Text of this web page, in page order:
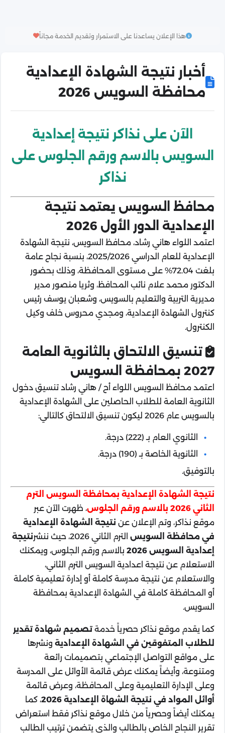
هذا الإعلان يساعدنا على الاستمرار وتقديم الخدمة مجاناً
أخبار نتيجة الشهادة الإعدادية
محافظة السويس 2026
الآن على نذاكر نتيجة إعدادية
السويس بالاسم ورقم الجلوس على
نذاكر
محافظ السويس يعتمد نتيجة
الإعدادية الدور الأول 2026
اعتمد اللواء هاني رشاد، محافظ السويس، نتيجة الشهادة
الإعدادية للعام الدراسي 2025/2026، بنسبة نجاح عامة
بلغت 72.04% على مستوى المحافظة، وذلك بحضور
الدكتور محمد علام نائب المحافظ، وثريا منصور مدير
مديرية التربية والتعليم بالسويس، وشعبان يوسف رئيس
كنترول الشهادة الإعدادية، ومجدي محروس خلف وكيل
الكنترول.
تنسيق الالتحاق بالثانوية العامة
2027 بمحافظة السويس
اعتمد محافظ السويس اللواء أح / هاني رشاد تنسيق دخول
الثانوية العامة للطلاب الحاصلين على الشهادة الإعدادية
بالسويس عام 2026 ليكون تنسيق الالتحاق كالتالي:
الثانوي العام بـ (222) درجة.
الثانوية الخاصة بـ (190) درجة.
بالتوفيق.
نتيجة الشهادة الإعدادية بمحافظة السويس الترم
الثاني 2026 بالاسم ورقم الجلوس
، ظهرت الآن عبر
موقع نذاكر، وتم الإعلان عن نتيجة الشهادة الإعدادية
في محافظة السويس الترم الثاني 2026، حيث ننشر
نتيجة
إعدادية السويس 2026
بالاسم ورقم الجلوس، ويمكنك
الاستعلام عن نتيجة اعدادية السويس الترم الثاني،
والاستعلام عن نتيجة مدرسة كاملة أو إدارة تعليمية كاملة
أو المحافظة كاملة في الشهادة الإعدادية بمحافظة
السويس.
كما يقدم موقع نذاكر حصرياً خدمةتصميم شهادة تقدير
للطلاب المتفوقين في الشهادة الإعدادية ونشرها
على مواقع التواصل الإجتماعي بتصميمات رائعة
ومتنوعة، وأيضاً يمكنك عرض قائمة الأوائل على المدرسة
وعلى الإدارة التعليمية وعلى المحافظة، وعرض قائمة
أوائل المواد في نتيجة الشهاة الإعدادية 2026
، كما
يمكنك أيضاً وحصرياً من خلال موقع نذاكر فقط استعراض
تقرير النجاح الخاص بالطالب والذي يتضمن ترتيب الطالب